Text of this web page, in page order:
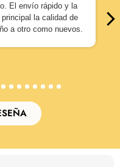
El envío rápido y la
la calidad de
a otro como nuevos.
17181920